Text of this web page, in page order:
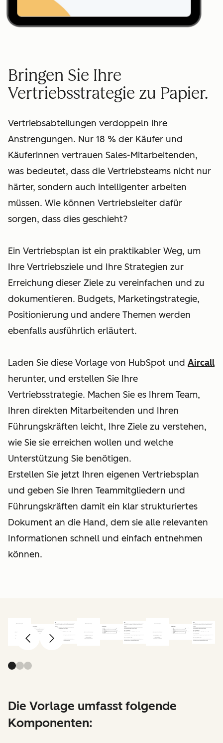
Bringen Sie Ihre
Vertriebsstrategie zu Papier.
Vertriebsabteilungen verdoppeln ihre
Anstrengungen. Nur 18 % der Käufer und
Käuferinnen vertrauen Sales-Mitarbeitenden,
was bedeutet, dass die Vertriebsteams nicht nur
härter, sondern auch intelligenter arbeiten
müssen. Wie können Vertriebsleiter dafür
sorgen, dass dies geschieht?
Ein Vertriebsplan ist ein praktikabler Weg, um
Ihre Vertriebsziele und Ihre Strategien zur
Erreichung dieser Ziele zu vereinfachen und zu
dokumentieren. Budgets, Marketingstrategie,
Positionierung und andere Themen werden
ebenfalls ausführlich erläutert.
Laden Sie diese Vorlage von HubSpot und Aircall
herunter, und erstellen Sie Ihre
Vertriebsstrategie. Machen Sie es Ihrem Team,
Ihren direkten Mitarbeitenden und Ihren
Führungskräften leicht, Ihre Ziele zu verstehen,
wie Sie sie erreichen wollen und welche
Unterstützung Sie benötigen.
Erstellen Sie jetzt Ihren eigenen Vertriebsplan
und geben Sie Ihren Teammitgliedern und
Führungskräften damit ein klar strukturiertes
Dokument an die Hand, dem sie alle relevanten
Informationen schnell und einfach entnehmen
können.
ZurückWeiter
Die Vorlage umfasst folgende
Komponenten: